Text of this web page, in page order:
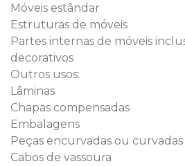
Móveis estândar
Estruturas de móveis
Partes internas de móveis
decorativos
Outros usos:
Lâminas
Chapas compensadas
Embalagens
Peças encurvadas ou curvadas
Cabos de vassoura